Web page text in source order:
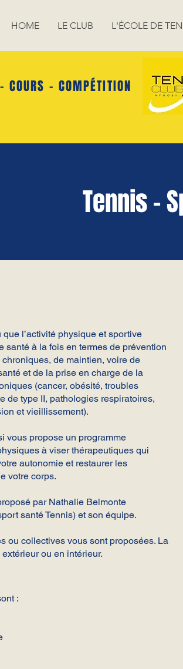
HOME LE CLUB L'ÉCOLE DE
COURS - COMPÉTITION
Tennis -
que l’activité physique et sportive
santé à la fois en termes de prévention
de maintien, voire de
et de la prise en charge de la
(cancer, obésité, troubles
de type II, pathologies respiratoires,
et vieillissement).
vous propose un programme
à viser thérapeutiques qui
autonomie et restaurer les
votre corps.
par Nathalie Belmonte
santé Tennis) et son équipe.
ou collectives vous sont proposées. La
ou en intérieur.
: